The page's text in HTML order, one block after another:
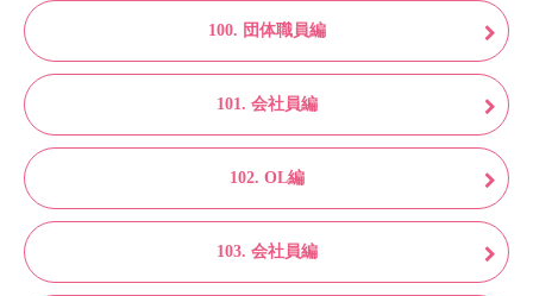
100. 団体職員編
101. 会社員編
102. OL編
103. 会社員編